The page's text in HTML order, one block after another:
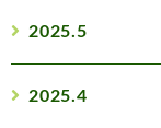
2025.5
2025.4